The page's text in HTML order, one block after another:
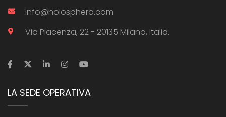
info@holosphera.com
Via Piacenza, 22 - 20135 Milano, Italia.
LA SEDE OPERATIVA